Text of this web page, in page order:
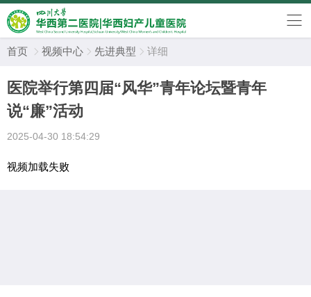
首页  视频中心  先进典型  详细
医院举行第四届“风华”青年论坛暨青年
说“廉”活动
2025-04-30 18:54:29
视频加载失败